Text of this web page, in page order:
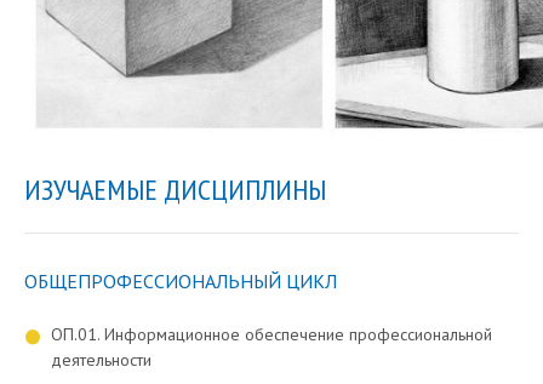
ИЗУЧАЕМЫЕ ДИСЦИПЛИНЫ
ОБЩЕПРОФЕССИОНАЛЬНЫЙ ЦИКЛ
ОП.01. Информационное обеспечение профессиональной
деятельности